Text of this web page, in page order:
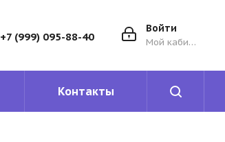
Войти
Мой кабинет
+7 (999) 095-88-40
Контакты